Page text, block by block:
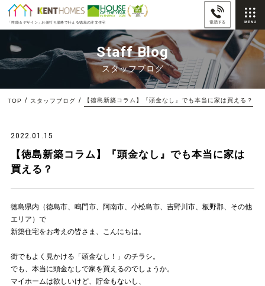
「性能＆デザイン」 お値打ち価格で叶える徳島の注文住宅
スタッフブログ
Staff Blog
TOP スタッフブログ 【徳島新築コラム】『頭金なし』でも本当に家は買える？
2022.01.15
【徳島新築コラム】『頭金なし』でも本当に家は
買える？
徳島県内（徳島市、鳴門市、阿南市、小松島市、吉野川市、板野郡、その他
エリア）で
新築住宅をお考えの皆さま、こんにちは。
街でもよく見かける「頭金なし！」のチラシ。
でも、本当に頭金なしで家を買えるのでしょうか。
マイホームは欲しいけど、貯金もないし、